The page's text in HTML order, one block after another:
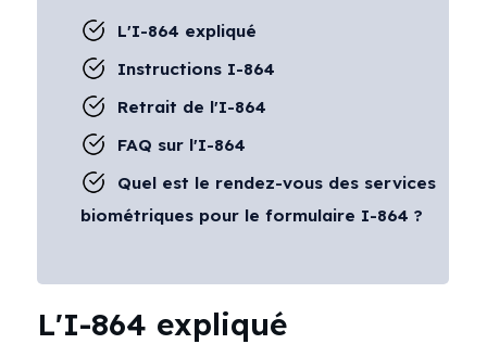
L'I-864 expliqué
Instructions I-864
Retrait de l'I-864
FAQ sur l'I-864
Quel est le rendez-vous des services
biométriques pour le formulaire I-864 ?
L'I-864 expliqué